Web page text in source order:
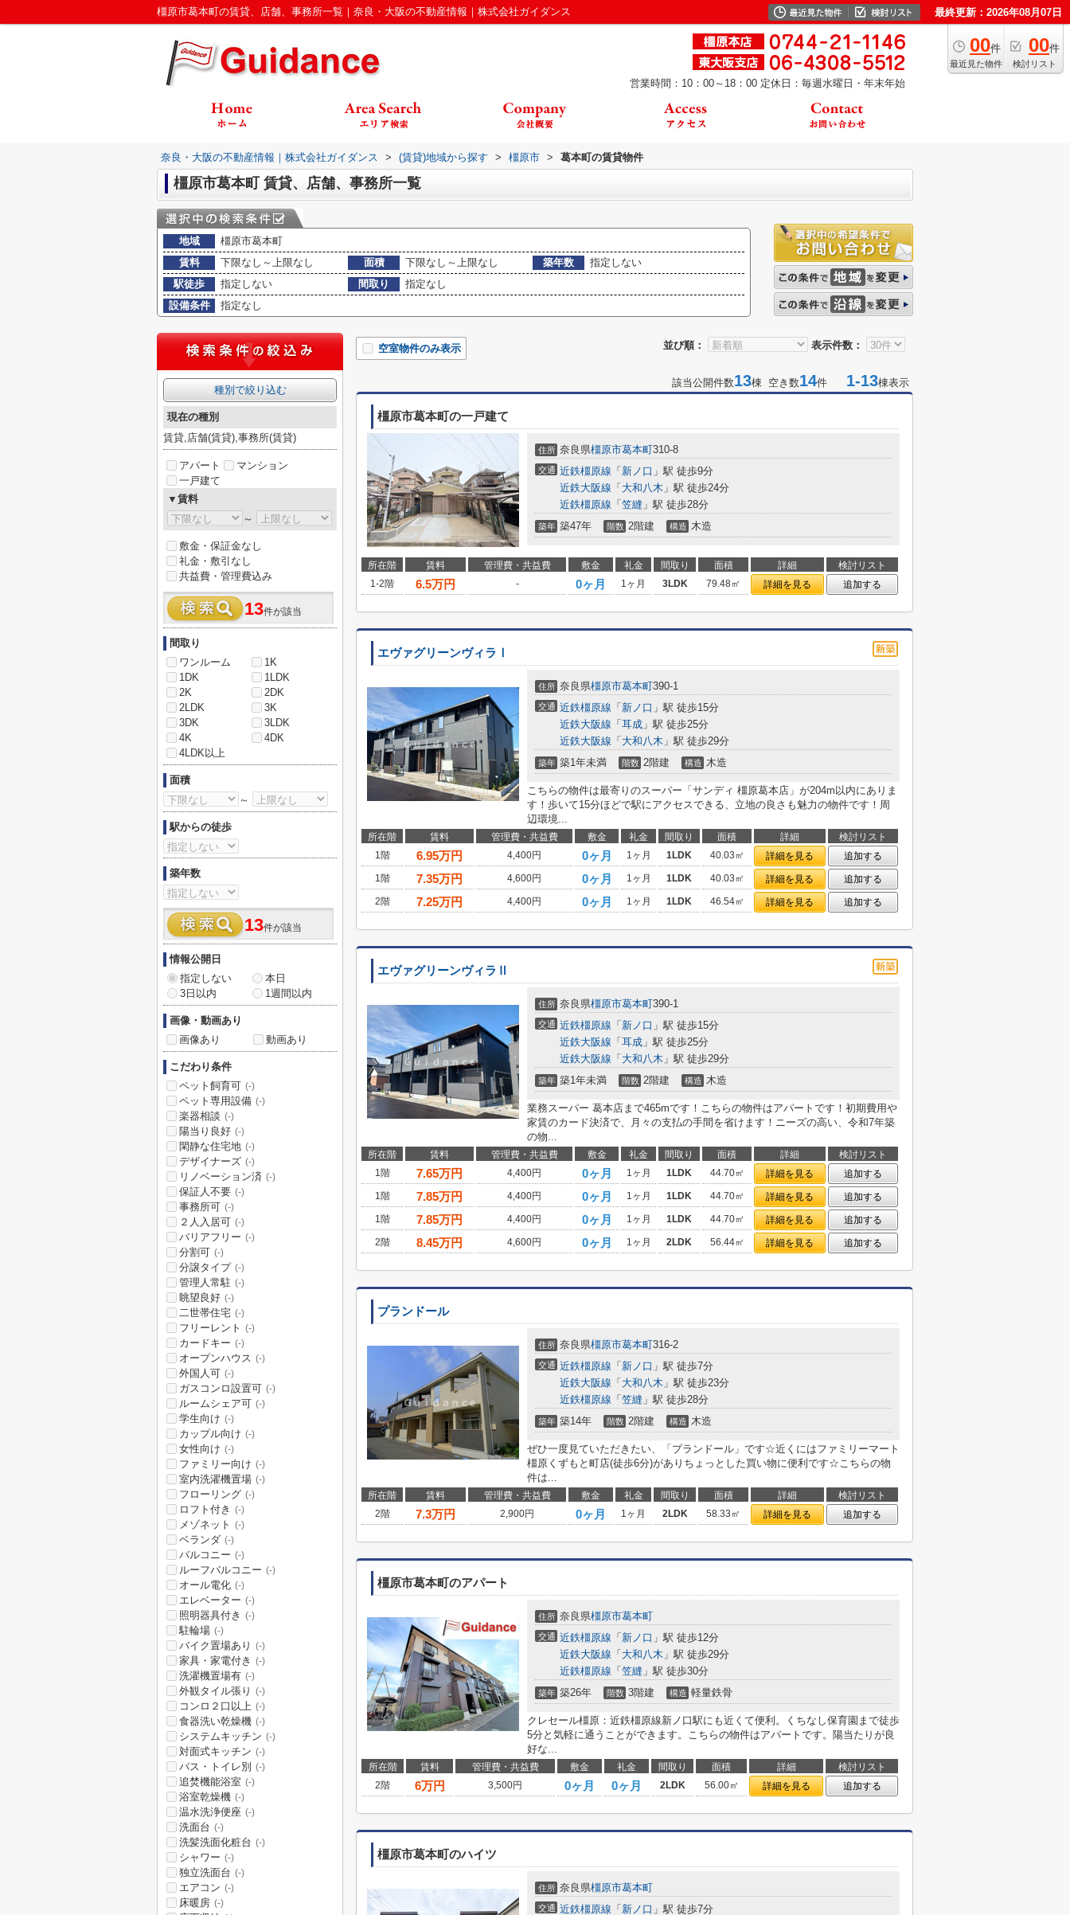
橿原市葛本町の賃貸、店舗、事務所一覧｜奈良・大阪の不動産情報｜株式会社ガイダンス 最終更新：2026年08月07日
00件
最近見た物件
00件
検討リスト
営業時間：10：00～18：00 定休日：毎週水曜日・年末年始
奈良・大阪の不動産情報｜株式会社ガイダンス > (賃貸)地域から探す > 橿原市 > 葛本町の賃貸物件
橿原市葛本町 賃貸、店舗、事務所一覧
地域
橿原市葛本町
賃料
下限なし～上限なし 面積 下限なし～上限なし 築年数
指定しない
駅徒歩
指定しない 間取り
指定なし
設備条件
指定なし
並び順： 表示件数：
空室物件のみ表示
該当公開件数13棟 空き数14件 1-13棟表示
橿原市葛本町の一戸建て
住所 奈良県橿原市葛本町310-8
交通 近鉄橿原線 「 新ノ口 」駅 徒歩9分
近鉄大阪線 「 大和八木 」駅 徒歩24分
近鉄橿原線 「 笠縫 」駅 徒歩28分
築年 築47年 階数 2階建 構造 木造
所在階 賃料 管理費・共益費 敷金 礼金 間取り 面積 詳細
検討リスト
1-2階
6.5万円 - 0ヶ月 1ヶ月 3LDK 79.48㎡ 詳細を見る 追加する
エヴァグリーンヴィラⅠ
住所 奈良県橿原市葛本町390-1
交通 近鉄橿原線 「 新ノ口 」駅 徒歩15分
近鉄大阪線 「 耳成 」駅 徒歩25分
近鉄大阪線 「 大和八木 」駅 徒歩29分
築年 築1年未満 階数 2階建 構造 木造
こちらの物件は最寄りのスーパー「サンディ 橿原葛本店」が204m以内にありま
す！歩いて15分ほどで駅にアクセスできる、立地の良さも魅力の物件です！周
辺環境...
所在階 賃料 管理費・共益費 敷金 礼金 間取り 面積 詳細
検討リスト
1階
6.95万円 4,400円 0ヶ月 1ヶ月 1LDK 40.03㎡ 詳細を見る
追加する
1階
7.35万円 4,600円 0ヶ月 1ヶ月 1LDK 40.03㎡ 詳細を見る
追加する
2階
7.25万円 4,400円 0ヶ月 1ヶ月 1LDK 46.54㎡ 詳細を見る 追加する
エヴァグリーンヴィラⅡ
住所 奈良県橿原市葛本町390-1
交通 近鉄橿原線 「 新ノ口 」駅 徒歩15分
近鉄大阪線 「 耳成 」駅 徒歩25分
近鉄大阪線 「 大和八木 」駅 徒歩29分
築年 築1年未満 階数 2階建 構造 木造
業務スーパー 葛本店まで465mです！こちらの物件はアパートです！初期費用や
家賃のカード決済で、月々の支払の手間を省けます！ニーズの高い、令和7年築
の物...
所在階 賃料 管理費・共益費 敷金 礼金 間取り 面積 詳細
検討リスト
1階
7.65万円 4,400円 0ヶ月 1ヶ月 1LDK 44.70㎡ 詳細を見る
追加する
1階
7.85万円 4,400円 0ヶ月 1ヶ月 1LDK 44.70㎡ 詳細を見る
追加する
1階
7.85万円 4,400円 0ヶ月 1ヶ月 1LDK 44.70㎡ 詳細を見る
追加する
2階
8.45万円 4,600円 0ヶ月 1ヶ月 2LDK 56.44㎡ 詳細を見る 追加する
プランドール
住所 奈良県橿原市葛本町316-2
交通 近鉄橿原線 「 新ノ口 」駅 徒歩7分
近鉄大阪線 「 大和八木 」駅 徒歩23分
近鉄橿原線 「 笠縫 」駅 徒歩28分
築年 築14年 階数 2階建 構造 木造
ぜひ一度見ていただきたい、「プランドール」です☆近くにはファミリーマート
橿原くずもと町店(徒歩6分)がありちょっとした買い物に便利です☆こちらの物
件は...
所在階 賃料 管理費・共益費 敷金 礼金 間取り 面積 詳細
検討リスト
2階
7.3万円 2,900円 0ヶ月 1ヶ月 2LDK 58.33㎡ 詳細を見る 追加する
橿原市葛本町のアパート
住所 奈良県橿原市葛本町
交通 近鉄橿原線 「 新ノ口 」駅 徒歩12分
近鉄大阪線 「 大和八木 」駅 徒歩29分
近鉄橿原線 「 笠縫 」駅 徒歩30分
築年 築26年 階数 3階建 構造 軽量鉄骨
クレセール橿原：近鉄橿原線新ノ口駅にも近くて便利。くちなし保育園まで徒歩
5分と気軽に通うことができます。こちらの物件はアパートです。陽当たりが良
好な...
所在階 賃料 管理費・共益費 敷金 礼金 間取り 面積 詳細
検討リスト
2階
6万円 3,500円 0ヶ月 0ヶ月 2LDK 56.00㎡ 詳細を見る 追加する
橿原市葛本町のハイツ
住所 奈良県橿原市葛本町
交通 近鉄橿原線 「 新ノ口 」駅 徒歩7分
種別で絞り込む
現在の種別
賃貸,店舗(賃貸),事務所(賃貸)
アパート
マンション
一戸建て
▼賃料
～
敷金・保証金なし
礼金・敷引なし
共益費・管理費込み
13件が該当
間取り
ワンルーム
1K
1DK
1LDK
2K
2DK
2LDK
3K
3DK
3LDK
4K
4DK
4LDK以上
面積
～
駅からの徒歩
築年数
13件が該当
情報公開日
指定しない
本日
3日以内
1週間以内
画像・動画あり
画像あり
動画あり
こだわり条件
ペット飼育可 (-)
ペット専用設備 (-)
楽器相談 (-)
陽当り良好 (-)
閑静な住宅地 (-)
デザイナーズ (-)
リノベーション済 (-)
保証人不要 (-)
事務所可 (-)
２人入居可 (-)
バリアフリー (-)
分割可 (-)
分譲タイプ (-)
管理人常駐 (-)
眺望良好 (-)
二世帯住宅 (-)
フリーレント (-)
カードキー (-)
オープンハウス (-)
外国人可 (-)
ガスコンロ設置可 (-)
ルームシェア可 (-)
学生向け (-)
カップル向け (-)
女性向け (-)
ファミリー向け (-)
室内洗濯機置場 (-)
フローリング (-)
ロフト付き (-)
メゾネット (-)
ベランダ (-)
バルコニー (-)
ルーフバルコニー (-)
オール電化 (-)
エレベーター (-)
照明器具付き (-)
駐輪場 (-)
バイク置場あり (-)
家具・家電付き (-)
洗濯機置場有 (-)
外観タイル張り (-)
コンロ２口以上 (-)
食器洗い乾燥機 (-)
システムキッチン (-)
対面式キッチン (-)
バス・トイレ別 (-)
追焚機能浴室 (-)
浴室乾燥機 (-)
温水洗浄便座 (-)
洗面台 (-)
洗髪洗面化粧台 (-)
シャワー (-)
独立洗面台 (-)
エアコン (-)
床暖房 (-)